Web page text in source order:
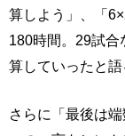
算しよう」、「
180時間。29試
算していったと語
さらに「最後は